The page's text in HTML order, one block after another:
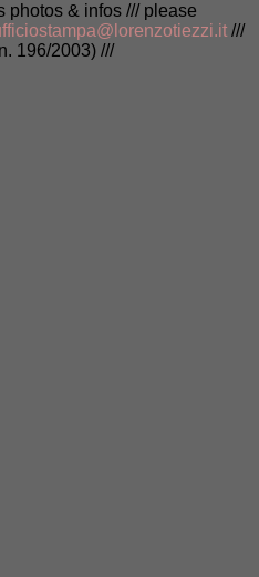
photos & infos /// please
///
196/2003) ///